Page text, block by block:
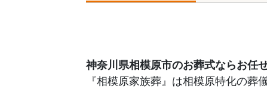
神奈川県相模原市のお葬式ならお任
『相模原家族葬』は相模原特化の